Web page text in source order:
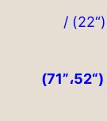
أهداف الاتحاد السكندري : صديق الجمال (“22) /
(“52،”71)